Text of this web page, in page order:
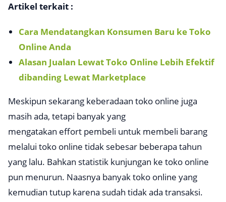
Artikel terkait :
Cara Mendatangkan Konsumen Baru ke Toko
Online Anda
Alasan Jualan Lewat Toko Online Lebih Efektif
dibanding Lewat Marketplace
Meskipun sekarang keberadaan toko online juga
masih ada, tetapi banyak yang
mengatakan effort pembeli untuk membeli barang
melalui toko online tidak sebesar beberapa tahun
yang lalu. Bahkan statistik kunjungan ke toko online
pun menurun. Naasnya banyak toko online yang
kemudian tutup karena sudah tidak ada transaksi.